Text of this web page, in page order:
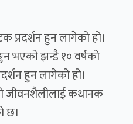
प्रदर्शन हुन लागेको हो।
भएको झन्डै १० वर्षको
हुन लागेको हो।
जीवनशैलीलाई कथानक
छ।